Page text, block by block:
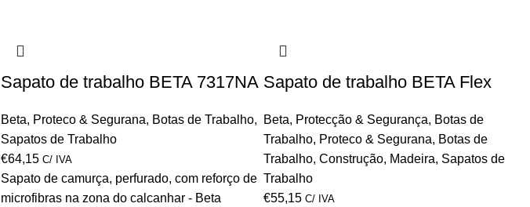
Sapato de trabalho BETA 7317NA
Beta, Proteco & Segurana, Botas de Trabalho,
Sapatos de Trabalho
€64,15 C/ IVA
Sapato de camurça, perfurado, com reforço de
microfibras na zona do calcanhar - Beta
Sapato de trabalho BETA Flex
Beta, Protecção & Segurança, Botas de
Trabalho, Proteco & Segurana, Botas de
Trabalho, Construção, Madeira, Sapatos de
Trabalho
€55,15 C/ IVA